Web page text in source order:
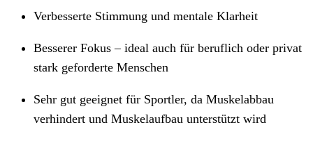
Verbesserte Stimmung und mentale Klarheit
Besserer Fokus – ideal auch für beruflich oder privat
stark geforderte Menschen
Sehr gut geeignet für Sportler, da Muskelabbau
verhindert und Muskelaufbau unterstützt wird